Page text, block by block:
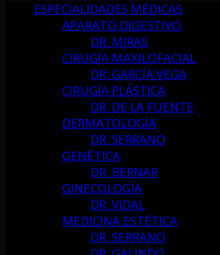
ESPECIALIDADES MÉDICAS
APARATO DIGESTIVO
DR. MIRAS
CIRUGÍA MAXILOFACIAL
DR. GARCÍA VEGA
CIRUGÍA PLÁSTICA
DR. DE LA FUENTE
DERMATOLOGÍA
DR. SERRANO
GENÉTICA
DR. BERNAR
GINECOLOGÍA
DR. VIDAL
MEDICINA ESTÉTICA
DR. SERRANO